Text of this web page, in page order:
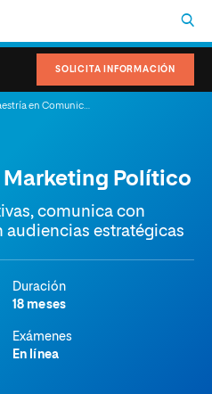
SOLICITA INFORMACIÓN
Político
comunica con
estratégicas
Duración
18 meses
Exámenes
En línea